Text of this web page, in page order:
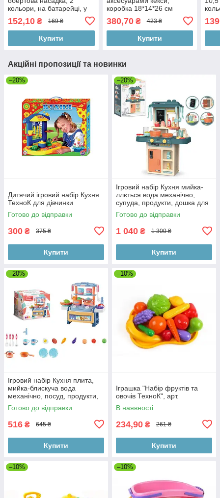
кольори, на батарейці, у
152,10 ₴ 169 ₴
Купити
коробка 18*14*26 см
380,70₴ 423 ₴
Купити
Акційні пропозиції та новинки
–20%
Дитячий ігровий набір Кухня
ТехноК для дівчинки
Готово до відправки
300 ₴ 375 ₴
Купити
–20%
Ігровий набір Кухня мийка-
ллється вода механічно,
супуда, продукти, дошка для
Готово до відправки
1 040 ₴ 1 300 ₴
Купити
–20%
Ігровий набір Кухня плита,
мийка-блискуча вода
механічно, посуд, продукти,
музика,світло,батарейки,
коробка
Готово до відправки
516 ₴ 645 ₴
Купити
–10%
Іграшка "Набір фруктів та
овочів ТехноК", арт.
В наявності
234,90 ₴ 261 ₴
Купити
–10% –10%